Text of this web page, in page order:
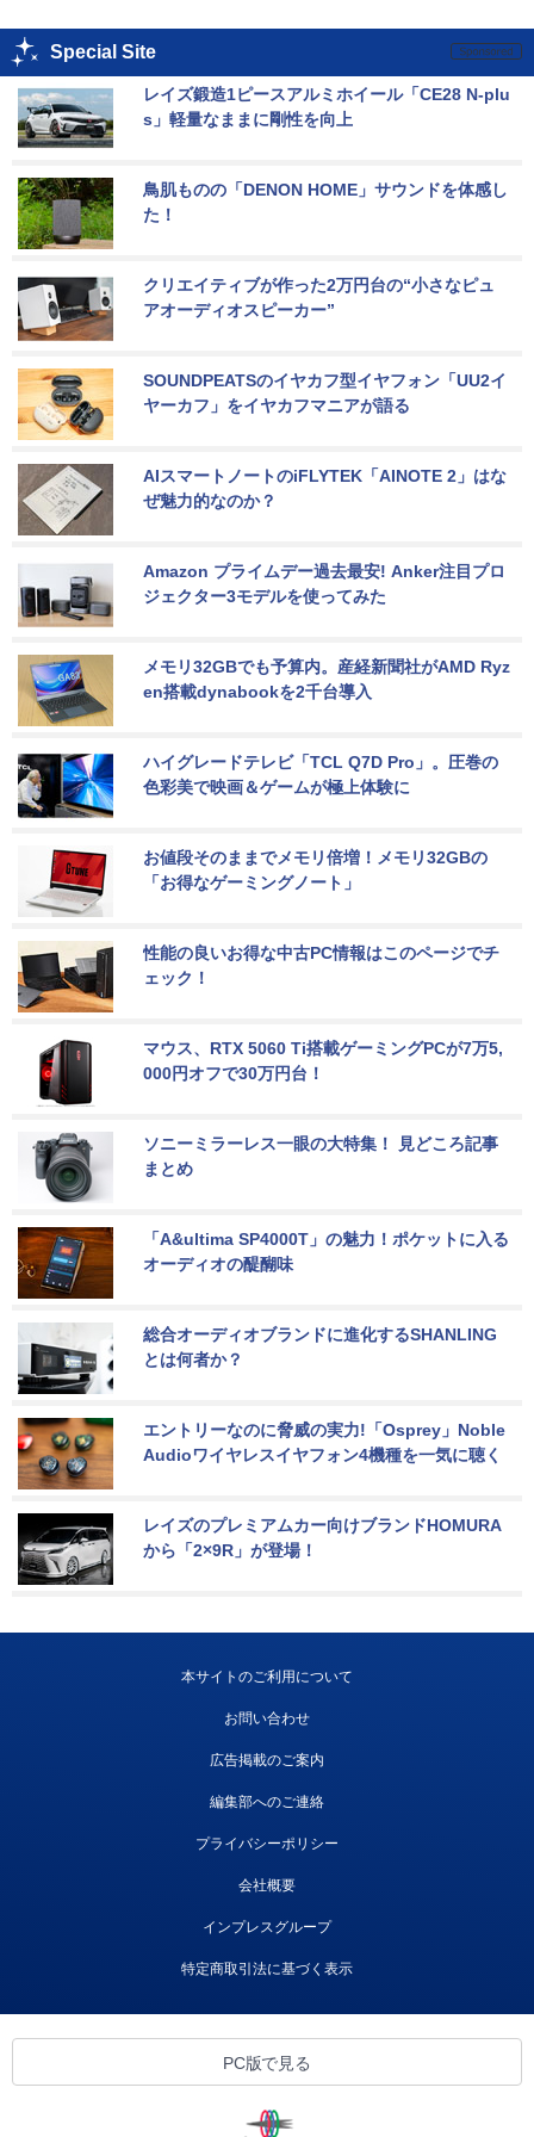
Special Site
レイズ鍛造1ピースアルミホイール「CE28 N-plu
s」軽量なままに剛性を向上
鳥肌ものの「DENON HOME」サウンドを体感し
た！
クリエイティブが作った2万円台の“小さなピュ
アオーディオスピーカー”
SOUNDPEATSのイヤカフ型イヤフォン「UU2イ
ヤーカフ」をイヤカフマニアが語る
AIスマートノートのiFLYTEK「AINOTE 2」はな
ぜ魅力的なのか？
Amazon プライムデー過去最安! Anker注目プロ
ジェクター3モデルを使ってみた
メモリ32GBでも予算内。産経新聞社がAMD Ryz
en搭載dynabookを2千台導入
ハイグレードテレビ「TCL Q7D Pro」。圧巻の
色彩美で映画＆ゲームが極上体験に
お値段そのままでメモリ倍増！メモリ32GBの
「お得なゲーミングノート」
性能の良いお得な中古PC情報はこのページでチ
ェック！
マウス、RTX 5060 Ti搭載ゲーミングPCが7万5,
000円オフで30万円台！
ソニーミラーレス一眼の大特集！ 見どころ記事
まとめ
「A&ultima SP4000T」の魅力！ポケットに入る
オーディオの醍醐味
総合オーディオブランドに進化するSHANLING
とは何者か？
エントリーなのに脅威の実力!「Osprey」Noble
Audioワイヤレスイヤフォン4機種を一気に聴く
レイズのプレミアムカー向けブランドHOMURA
から「2×9R」が登場！
本サイトのご利用について
お問い合わせ
広告掲載のご案内
編集部へのご連絡
プライバシーポリシー
会社概要
インプレスグループ
特定商取引法に基づく表示
PC版で見る